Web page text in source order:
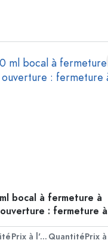
bocal à fermeture à
: fermeture à
Prix à l'unité Quantité